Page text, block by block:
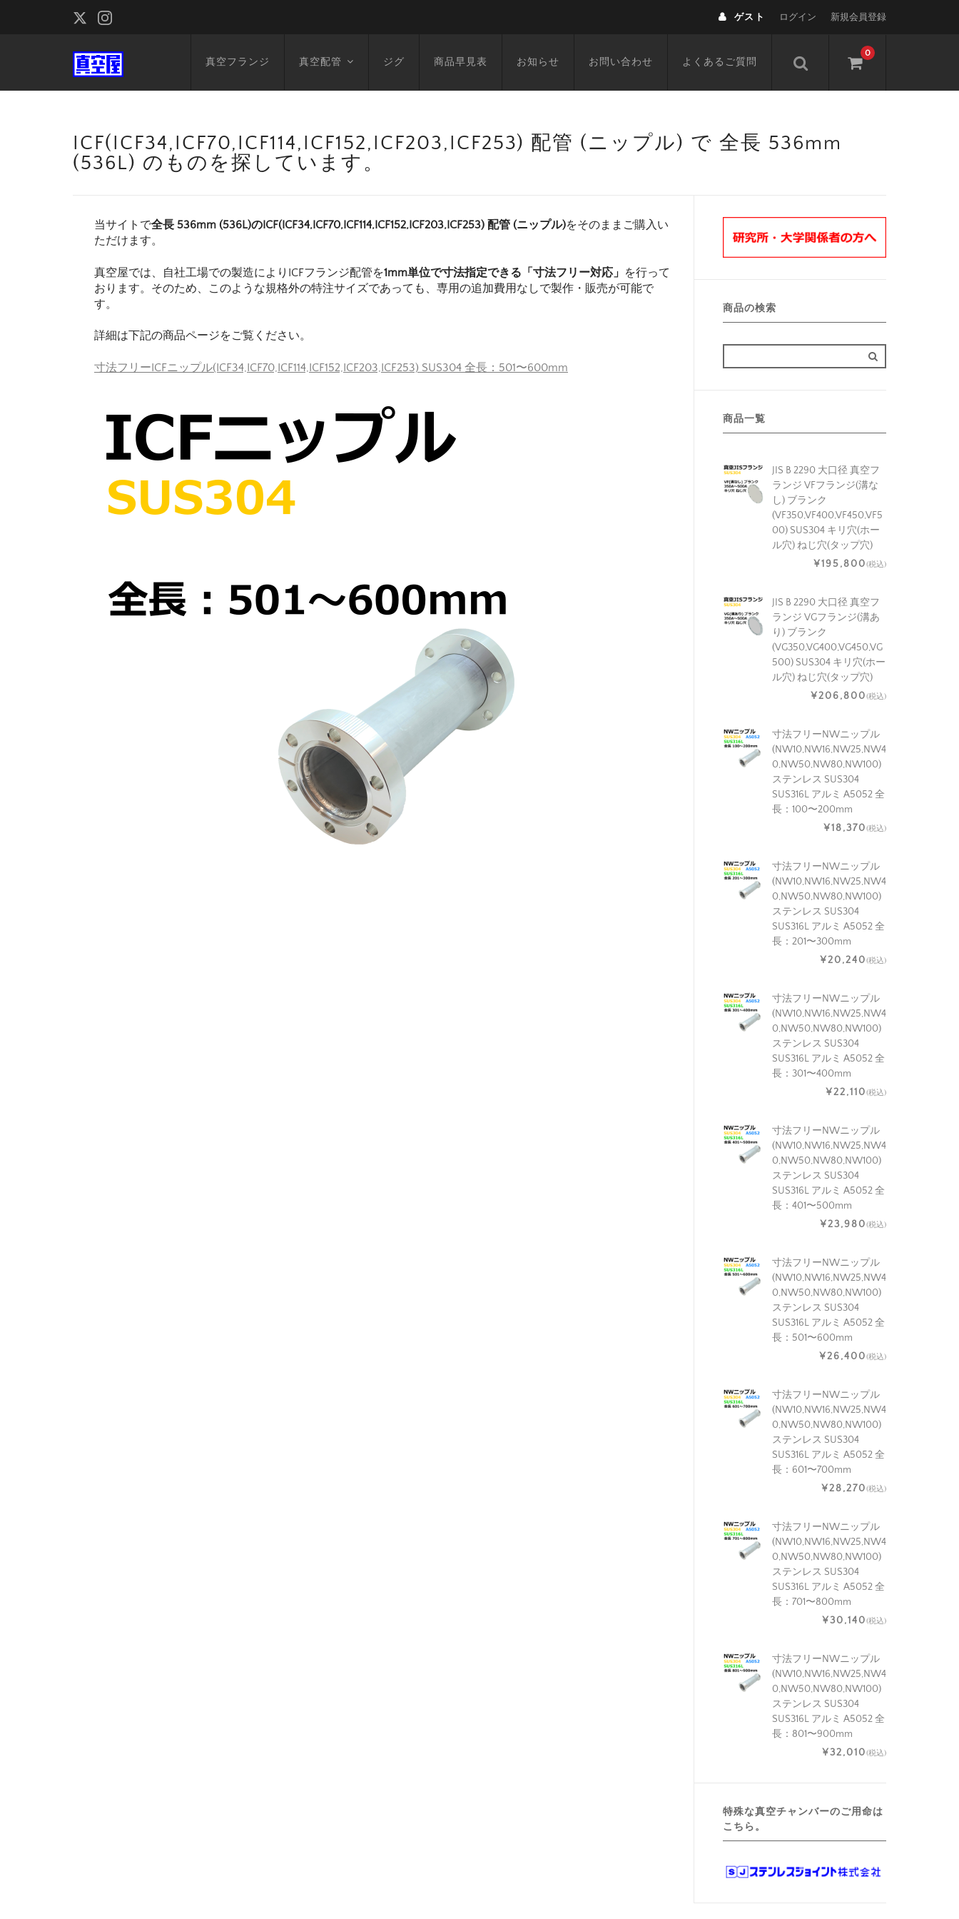
ゲスト ログイン 新規会員登録
0
真空フランジ 真空配管 ジグ 商品早見表 お知らせ お問い合わせ よくあるご質問
ICF(ICF34,ICF70,ICF114,ICF152,ICF203,ICF253) 配管 (ニップル) で 全長 536mm
(536L) のものを探しています。
当サイトで全長 536mm (536L)のICF(ICF34,ICF70,ICF114,ICF152,ICF203,ICF253) 配管 (ニップル)をそのままご購入い
ただけます。
真空屋では、自社工場での製造によりICFフランジ配管を1mm単位で寸法指定できる「寸法フリー対応」 を行って
おります。そのため、このような規格外の特注サイズであっても、専用の追加費用なしで製作・販売が可能で
す。
詳細は下記の商品ページをご覧ください。
寸法フリーICFニップル(ICF34,ICF70,ICF114,ICF152,ICF203,ICF253) SUS304 全長：501〜600mm
商品の検索
商品一覧
JIS B 2290 大口径 真空フ
ランジ VFフランジ(溝な
し) ブランク
(VF350,VF400,VF450,VF5
00) SUS304 キリ穴(ホー
ル穴) ねじ穴(タップ穴)
¥195,800(税込)
JIS B 2290 大口径 真空フ
ランジ VGフランジ(溝あ
り) ブランク
(VG350,VG400,VG450,VG
500) SUS304 キリ穴(ホー
ル穴) ねじ穴(タップ穴)
¥206,800(税込)
寸法フリーNWニップル
(NW10,NW16,NW25,NW4
0,NW50,NW80,NW100)
ステンレス SUS304
SUS316L アルミ A5052 全
長：100〜200mm
¥18,370(税込)
寸法フリーNWニップル
(NW10,NW16,NW25,NW4
0,NW50,NW80,NW100)
ステンレス SUS304
SUS316L アルミ A5052 全
長：201〜300mm
¥20,240(税込)
寸法フリーNWニップル
(NW10,NW16,NW25,NW4
0,NW50,NW80,NW100)
ステンレス SUS304
SUS316L アルミ A5052 全
長：301〜400mm
¥22,110(税込)
寸法フリーNWニップル
(NW10,NW16,NW25,NW4
0,NW50,NW80,NW100)
ステンレス SUS304
SUS316L アルミ A5052 全
長：401〜500mm
¥23,980(税込)
寸法フリーNWニップル
(NW10,NW16,NW25,NW4
0,NW50,NW80,NW100)
ステンレス SUS304
SUS316L アルミ A5052 全
長：501〜600mm
¥26,400(税込)
寸法フリーNWニップル
(NW10,NW16,NW25,NW4
0,NW50,NW80,NW100)
ステンレス SUS304
SUS316L アルミ A5052 全
長：601〜700mm
¥28,270(税込)
寸法フリーNWニップル
(NW10,NW16,NW25,NW4
0,NW50,NW80,NW100)
ステンレス SUS304
SUS316L アルミ A5052 全
長：701〜800mm
¥30,140(税込)
寸法フリーNWニップル
(NW10,NW16,NW25,NW4
0,NW50,NW80,NW100)
ステンレス SUS304
SUS316L アルミ A5052 全
長：801〜900mm
¥32,010(税込)
特殊な真空チャンバーのご用命は
こちら。